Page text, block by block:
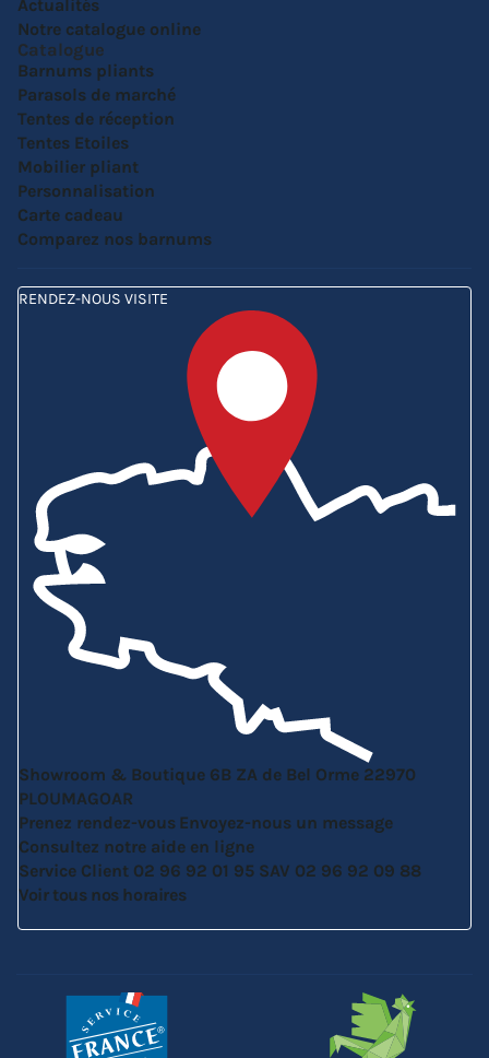
Actualités
Notre catalogue online
Catalogue
Barnums pliants
Parasols de marché
Tentes de réception
Tentes Etoiles
Mobilier pliant
Personnalisation
Carte cadeau
Comparez nos barnums
RENDEZ-NOUS VISITE
Showroom & Boutique 6B ZA de Bel Orme 22970
PLOUMAGOAR
Prenez rendez-vous Envoyez-nous un message
Consultez notre aide en ligne
Service Client 02 96 92 01 95 SAV 02 96 92 09 88
Voir tous nos horaires